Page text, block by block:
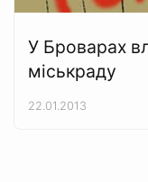
У Броварах
міськраду
22.01.2013